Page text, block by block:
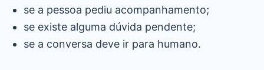
se a pessoa pediu acompanhamento;
se existe alguma dúvida pendente;
se a conversa deve ir para humano.